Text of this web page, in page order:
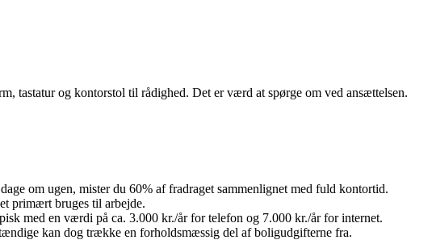
tastatur og kontorstol til rådighed. Det er værd at spørge om ved ansættelsen.
om ugen, mister du 60% af fradraget sammenlignet med fuld kontortid.
primært bruges til arbejde.
med en værdi på ca. 3.000 kr./år for telefon og 7.000 kr./år for internet.
kan dog trække en forholdsmæssig del af boligudgifterne fra.